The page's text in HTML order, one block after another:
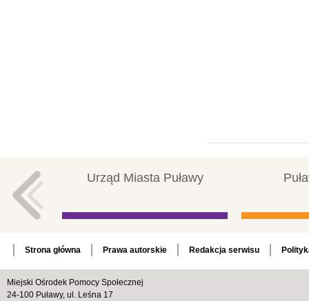
Urząd Miasta Puławy
Strona główna Prawa autorskie Redakcja serwisu
Miejski Ośrodek Pomocy Społecznej
24-100 Puławy, ul. Leśna 17